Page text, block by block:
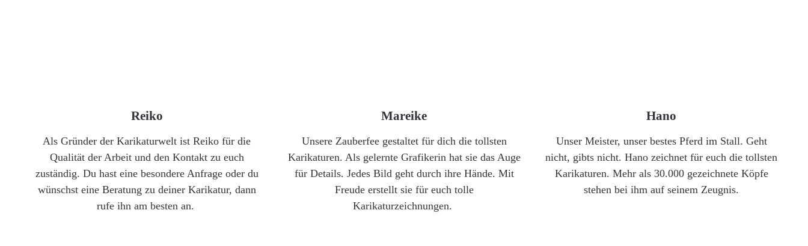
Reiko
Als Gründer der Karikaturwelt ist Reiko für die
Qualität der Arbeit und den Kontakt zu euch
zuständig. Du hast eine besondere Anfrage oder du
wünschst eine Beratung zu deiner Karikatur, dann
rufe ihn am besten an.
Mareike
Unsere Zauberfee gestaltet für dich die tollsten
Karikaturen. Als gelernte Grafikerin hat sie das Auge
für Details. Jedes Bild geht durch ihre Hände. Mit
Freude erstellt sie für euch tolle
Karikaturzeichnungen.
Hano
Unser Meister, unser bestes Pferd im Stall. Geht
nicht, gibts nicht. Hano zeichnet für euch die tollsten
Karikaturen. Mehr als 30.000 gezeichnete Köpfe
stehen bei ihm auf seinem Zeugnis.